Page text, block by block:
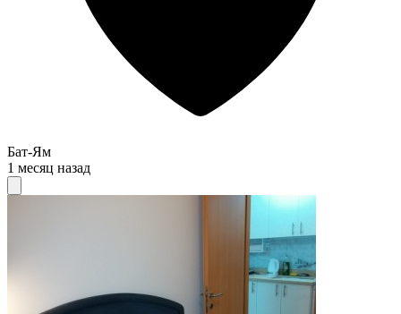
Бат-Ям
1 месяц назад